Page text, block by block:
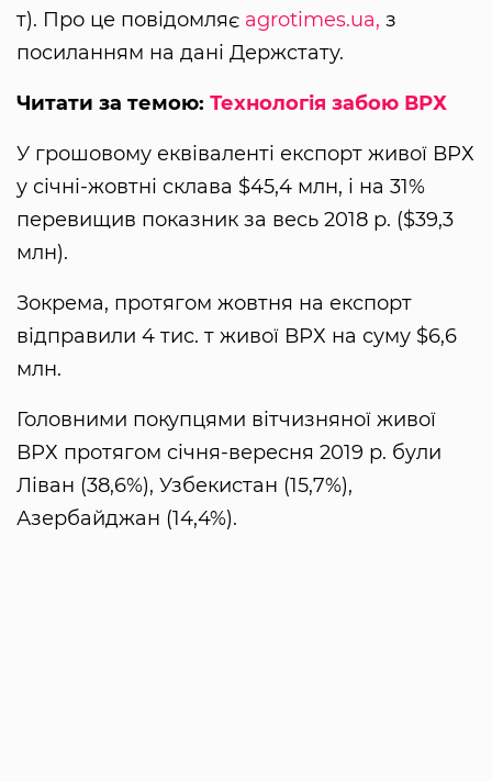
т). Про це повідомляє agrotimes.ua, з
посиланням на дані Держстату.
Читати за темою: Технологія забою ВРХ
У грошовому еквіваленті експорт живої ВРХ
у січні-жовтні склава $45,4 млн, і на 31%
перевищив показник за весь 2018 р. ($39,3
млн).
Зокрема, протягом жовтня на експорт
відправили 4 тис. т живої ВРХ на суму $6,6
млн.
Головними покупцями вітчизняної живої
ВРХ протягом січня-вересня 2019 р. були
Ліван (38,6%), Узбекистан (15,7%),
Азербайджан (14,4%).